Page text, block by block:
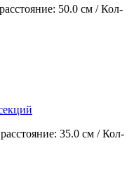
50.0 см / Кол-
35.0 см / Кол-